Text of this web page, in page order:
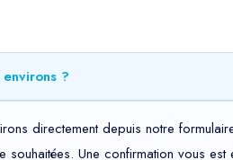
?
directement depuis notre
Une confirmation vous est